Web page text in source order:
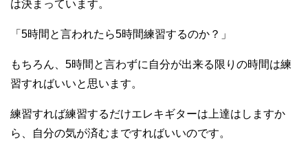
は決まっています。
「5時間と言われたら5時間練習するのか？」
もちろん、5時間と言わずに自分が出来る限りの時間は練
習すればいいと思います。
練習すれば練習するだけエレキギターは上達はしますか
ら、自分の気が済むまですればいいのです。